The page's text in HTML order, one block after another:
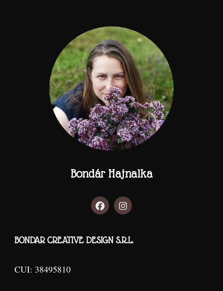
Bondár Hajnalka
BONDAR CREATIVE DESIGN S.R.L.
CUI: 38495810